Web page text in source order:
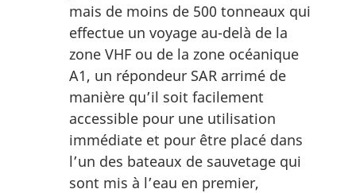
mais de moins de 500 tonneaux qui
effectue un voyage au-delà de la
zone VHF ou de la zone océanique
A1, un répondeur SAR arrimé de
manière qu’il soit facilement
accessible pour une utilisation
immédiate et pour être placé dans
l’un des bateaux de sauvetage qui
sont mis à l’eau en premier,